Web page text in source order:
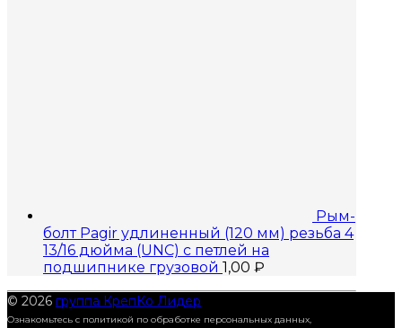
Рым-
болт Pagir удлиненный (120 мм) резьба 4
13/16 дюйма (UNC) с петлей на
подшипнике грузовой 1,00 ₽
© 2026 группа КрепКо Лидер
Ознакомьтесь с политикой по обработке персональных данных,